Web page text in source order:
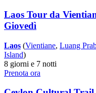
Laos Tour da
Giovedì
Laos (Vientiane, Luang
Island)
8 giorni e 7 notti
Prenota ora